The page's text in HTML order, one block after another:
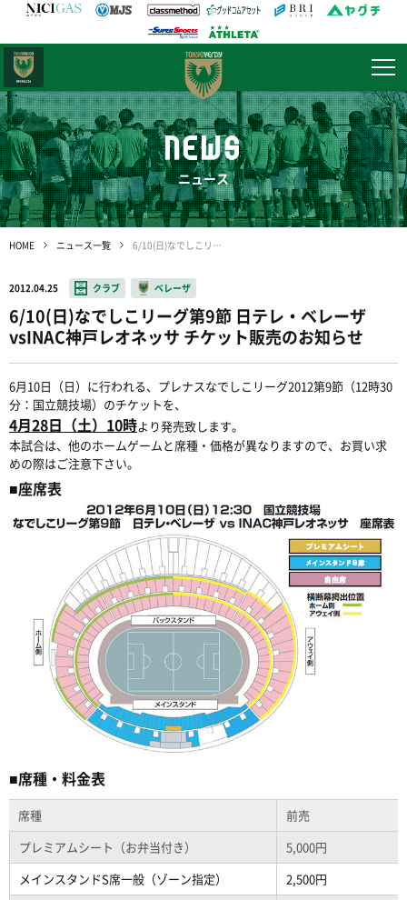
NEWS
ニュース
HOME ニュース一覧 6/10(日)なでしこリーグ第9節 日テレ・ベレーザvsINAC神戸レオネッサ チケット販売のお知らせ
2012.04.25 クラブ ベレーザ
6/10(日)なでしこリーグ第9節 日テレ・ベレーザ
vsINAC神戸レオネッサ チケット販売のお知らせ
6月10日（日）に行われる、プレナスなでしこリーグ2012第9節（12時30
分：国立競技場）のチケットを、
4月28日（土）10時より発売致します。
本試合は、他のホームゲームと席種・価格が異なりますので、お買い求
めの際はご注意下さい。
■座席表
■席種・料金表
席種
前売
プレミアムシート（お弁当付き）
5,000円
メインスタンドS席一般（ゾーン指定）
2,500円